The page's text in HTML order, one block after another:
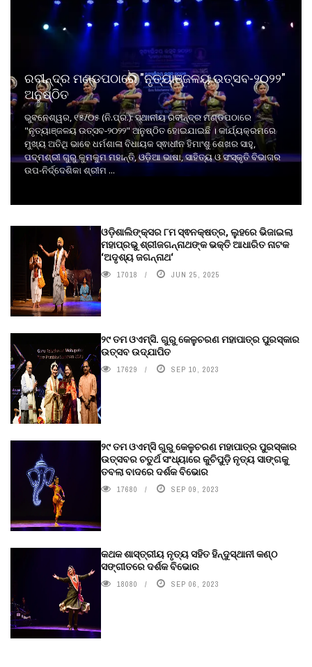
ରବୀନ୍ଦ୍ର ମଣ୍ଡପଠାରେ "ନୃତ୍ୟାଞ୍ଜଳୟ ଉତ୍ସବ-୨୦୨୨"
ଅନୁଷ୍ଠିତ
ଭୁବନେଶ୍ୱର, ୧୫/୦୫ (ନି.ପ୍ର.): ସ୍ଥାନୀୟ ରବୀନ୍ଦ୍ର ମଣ୍ଡପଠାରେ
"ନୃତ୍ୟାଞ୍ଜଳୟ ଉତ୍ସବ-୨୦୨୨" ଅନୁଷ୍ଠିତ ହୋଇଯାଇଛି । କାର୍ଯ୍ୟକ୍ରମରେ
ମୁଖ୍ୟ ଅତିଥି ଭାବେ ଧର୍ମଶାଳା ବିଧାୟକ ସ୍ଵାଧୀନ ହିମାଂଶୁ ଶେଖର ସାହୁ,
ପଦ୍ମଶ୍ରୀ ଗୁରୁ କୁମକୁମ ମହାନ୍ତି, ଓଡ଼ିଆ ଭାଷା, ସାହିତ୍ୟ ଓ ସଂସ୍କୃତି ବିଭାଗର
ଉପ-ନିର୍ଦ୍ଦେଶିକା ଶ୍ରୀମ ...
ଓଡ଼ିଶାଲିଙ୍କ୍ସର ୮ମ ସ୍ଵନକ୍ଷତ୍ର, ଲୁହରେ ଭିଜାଇଲା
ମହାପ୍ରଭୁ ଶ୍ରୀଜଗନ୍ନାଥଙ୍କ ଭକ୍ତି ଆଧାରିତ ନାଟକ
‘ଅଦୃଶ୍ୟ ଜଗନ୍ନାଥ‘
17018 JUN 25, 2025
୨୯ ତମ ଓଏମ୍‌ସି. ଗୁରୁ କେଳୁଚରଣ ମହାପାତ୍ର ପୁରସ୍କାର
ଉତ୍ସବ ଉଦ୍‍ଯାପିତ
17629 SEP 10, 2023
୨୯ ତମ ଓଏମ୍‌ସି ଗୁରୁ କେଳୁଚରଣ ମହାପାତ୍ର ପୁରସ୍କାର
ଉତ୍ସବର ଚତୁର୍ଥ ସଂଧ୍ୟାରେ କୁଚିପୁଡ଼ି ନୃତ୍ୟ ସାଙ୍ଗକୁ
ତବଲା ବାଦରେ ଦର୍ଶକ ବିଭୋର
17680 SEP 09, 2023
କଥକ ଶାସ୍ତ୍ରୀୟ ନୃତ୍ୟ ସହିତ ହିନ୍ଦୁସ୍ଥାନୀ କଣ୍ଠ
ସଙ୍ଗୀତରେ ଦର୍ଶକ ବିଭୋର
18080 SEP 06, 2023